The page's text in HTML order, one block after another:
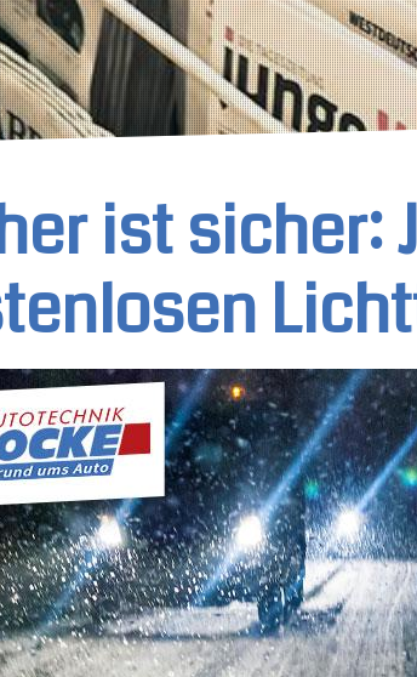
ist sicher: